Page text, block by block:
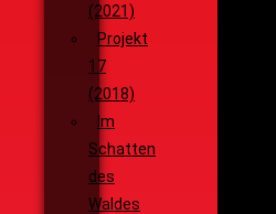
(2021)
Projekt
17
(2018)
Im
Schatten
des
Waldes